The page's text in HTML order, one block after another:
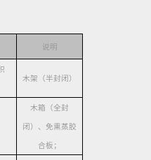
说明
木架（半封闭）
木箱（全封
闭）、免熏蒸胶
合板；